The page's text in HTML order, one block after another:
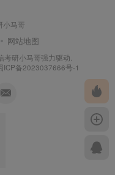
小马哥
网站地图
考研小马哥强力驱动.
ICP备2023037666号-1